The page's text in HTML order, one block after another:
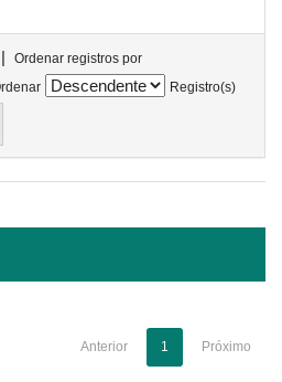
|
Ordenar registros por
Registro(s)
Anterior 1 Próximo